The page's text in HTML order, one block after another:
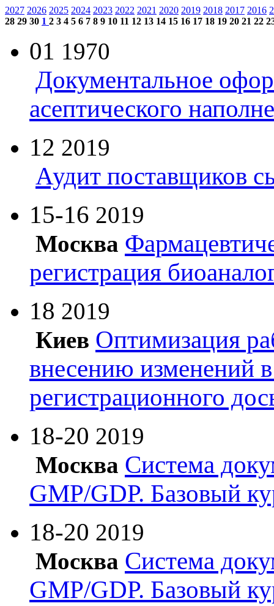
2027 2026 2025 2024 2023 2022 2021 2020 2019 2018 2017 2016
28 29 30 1 2 3 4 5 6 7 8 9 10 11 12 13 14 15 16 17 18 19 20 21 22
01 1970
Документальное
асептического
12 2019
Аудит поставщиков
15-16 2019
Москва
регистрация
18 2019
Киев Оптимизация
внесению изменений
регистрационного
18-20 2019
Москва Система
GMP/GDP. Базовый
18-20 2019
Москва Система
GMP/GDP. Базовый